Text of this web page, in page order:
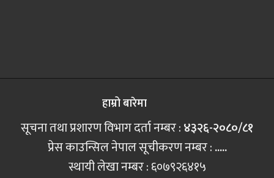
हाम्रो बारेमा
सूचना तथा प्रशारण विभाग दर्ता नम्बर :४३२६-२०८०/८१
प्रेस काउन्सिल नेपाल सूचीकरण नम्बर :.....
स्थायी लेखा नम्बर : ६०७९२६४१५